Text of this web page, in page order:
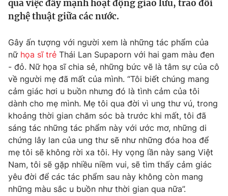
Tin tức
Thế giới đó đây
Câu chuyện quốc tế
Tài chính
Thị trường
Góc doanh nghiệp
Dữ liệu và đời sống
Truyền hình
Phim VTV
Hậu trường
Nhân vật
Khán giả
Giải sao mai
Giải trí
Điện ảnh
Âm nhạc
Sao
Đời sống
Du lịch
Làm đẹp
Giáo dục
qua việc đẩy mạnh hoạt động giao lưu, trao đổi
nghệ thuật giữa các nước.
Gây ấn tượng với người xem là những tác phẩm của
nữ họa sĩ trẻ Thái Lan Supaporn với hai gam màu đen
- đỏ. Nữ họa sĩ chia sẻ, những bức vẽ là tâm sự của cô
về người mẹ đã mất của mình. “Tôi biết chúng mang
cảm giác hơi u buồn nhưng đó là tình cảm của tôi
dành cho mẹ mình. Mẹ tôi qua đời vì ung thư vú, trong
khoảng thời gian chăm sóc bà trước khi mất, tôi đã
sáng tác những tác phẩm này với ước mơ, những di
chứng lây lan của ung thư sẽ như những đóa hoa để
mẹ tôi sẽ không rời xa tôi. Hy vọng lần này sang Việt
Nam, tôi sẽ gặp nhiều niềm vui, sẽ tìm thấy cảm giác
yêu đời để các tác phẩm sau này không còn mang
những màu sắc u buồn như thời gian qua nữa”.